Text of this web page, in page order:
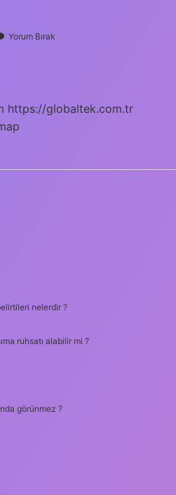
Yorum Bırak
https://globaltek.com.tr
nelerdir ?
ruhsatı alabilir mi ?
görünmez ?